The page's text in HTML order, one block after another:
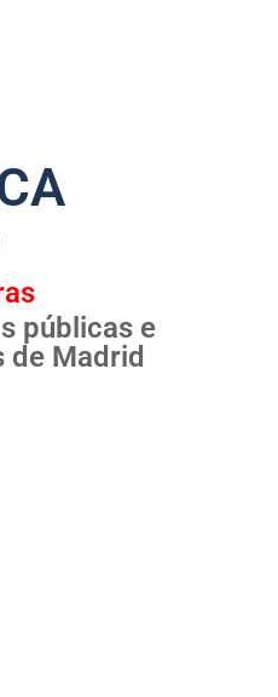
públicas e
de Madrid